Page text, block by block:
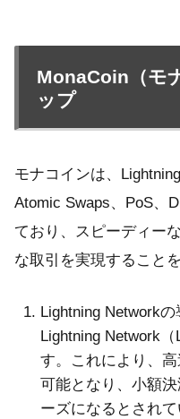
MonaCoin（モ
ップ
モナコインは、
Atomic Swaps、PoS、
ており、スピーディー
な取引を実現すること
Lightning Networkの
Lightning Network
す。これにより、
可能となり、小額
ーズになるとされて